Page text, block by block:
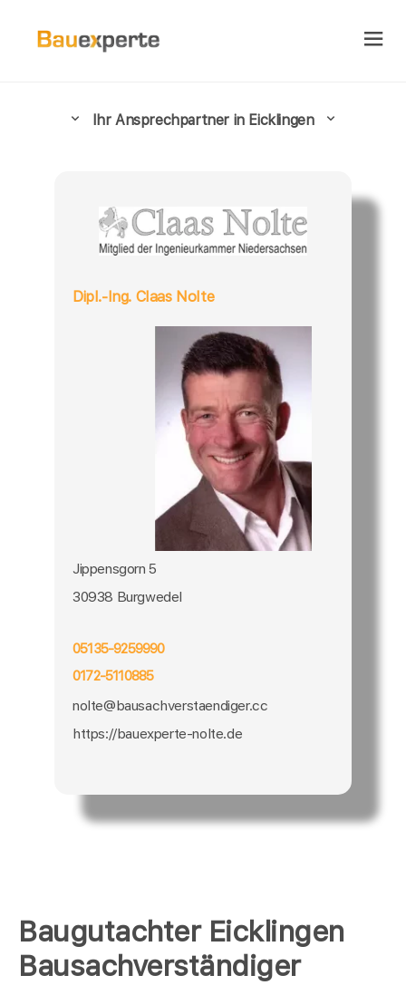
Baugutachter Eicklingen
Bausachverständiger
Ihr Ansprechpartner in Eicklingen
Dipl.-Ing. Claas Nolte
Jippensgorn 5
30938 Burgwedel
05135-9259990
0172-5110885
nolte@bausachverstaendiger.cc
https://bauexperte-nolte.de